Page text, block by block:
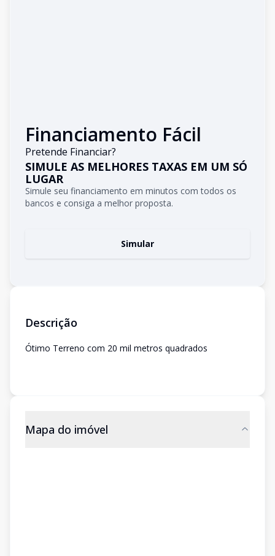
Financiamento Fácil
Pretende Financiar?
SIMULE AS MELHORES TAXAS EM UM SÓ
LUGAR
Simule seu financiamento em minutos com todos os
bancos e consiga a melhor proposta.
Simular
Descrição
Ótimo Terreno com 20 mil metros quadrados
Mapa do imóvel